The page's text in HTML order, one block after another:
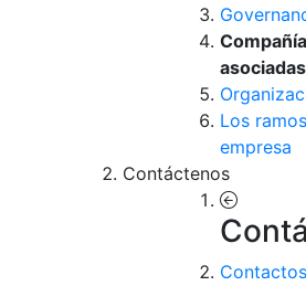
asociadas
Los
empresa
Contáctenos
Contactos